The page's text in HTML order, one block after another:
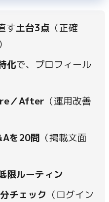
す土台3点 （正確
化で、プロフィール
／After （運用改善
を20問 （掲載文面
限ルーティン
チェック （ログイン